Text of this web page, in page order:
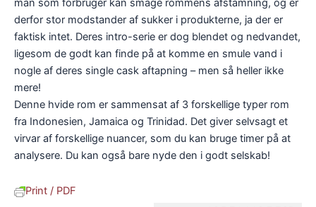
man som forbruger kan smage rommens afstamning, og er
derfor stor modstander af sukker i produkterne, ja der er
faktisk intet. Deres intro-serie er dog blendet og nedvandet,
ligesom de godt kan finde på at komme en smule vand i
nogle af deres single cask aftapning – men så heller ikke
mere!
Denne hvide rom er sammensat af 3 forskellige typer rom
fra Indonesien, Jamaica og Trinidad. Det giver selvsagt et
virvar af forskellige nuancer, som du kan bruge timer på at
analysere. Du kan også bare nyde den i godt selskab!
Print / PDF